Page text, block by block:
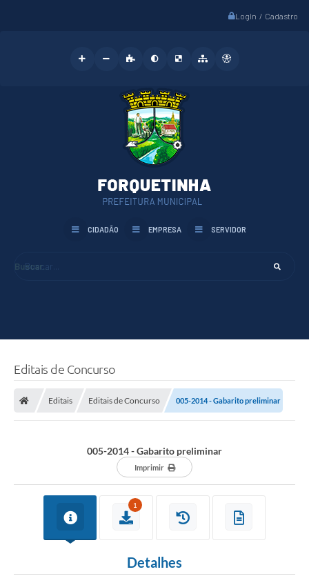
Login / Cadastro
Buscar...
CIDADÃO EMPRESA SERVIDOR
Editais de Concurso
Editais Editais de Concurso 005-2014 - Gabarito preliminar
005-2014 - Gabarito preliminar
Imprimir
1
Detalhes